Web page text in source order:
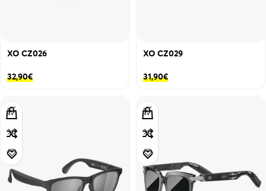
XO CZ026
32,90€
XO CZ029
31,90€